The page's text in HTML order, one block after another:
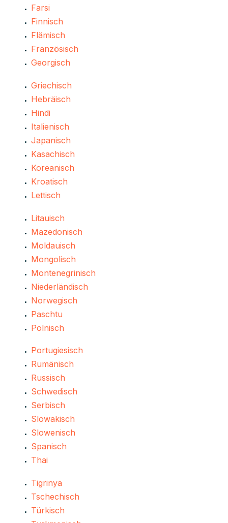
Farsi
Finnisch
Flämisch
Französisch
Georgisch
Griechisch
Hebräisch
Hindi
Italienisch
Japanisch
Kasachisch
Koreanisch
Kroatisch
Lettisch
Litauisch
Mazedonisch
Moldauisch
Mongolisch
Montenegrinisch
Niederländisch
Norwegisch
Paschtu
Polnisch
Portugiesisch
Rumänisch
Russisch
Schwedisch
Serbisch
Slowakisch
Slowenisch
Spanisch
Thai
Tigrinya
Tschechisch
Türkisch